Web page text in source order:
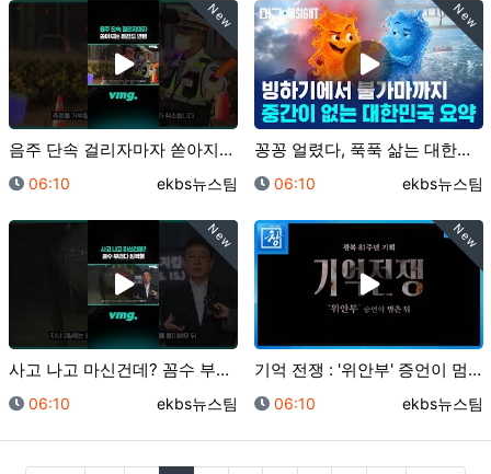
New
음주 단속 걸리자마자 쏟아지는 레전드 변명 / 비디오머…
등록일
06:10 등록자
ekbs뉴스팀
New
꽁꽁 얼렸다, 푹푹 삶는 대한민국 2계절 근황 / 머그…
등록일
06:10 등록자
ekbs뉴스팀
New
사고 나고 마신건데? 꼼수 부리다 징역행 / 비디오머그…
등록일
06:10 등록자
ekbs뉴스팀
New
기억 전쟁 : '위안부' 증언이 멈춘 뒤 [예고] | …
등록일
06:10 등록자
ekbs뉴스팀